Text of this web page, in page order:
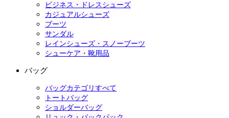
ビジネス・ドレスシューズ
カジュアルシューズ
ブーツ
サンダル
レインシューズ・スノーブーツ
シューケア・靴用品
バッグ
バッグカテゴリすべて
トートバッグ
ショルダーバッグ